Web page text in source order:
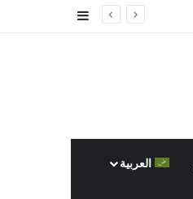
إضافة عمود
العربية